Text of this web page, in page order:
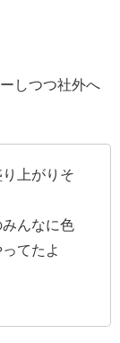
しつつ社外へ
上がりそ
んなに色
てたよ